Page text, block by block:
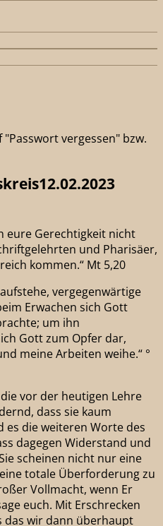
vergessen" bzw.
eure Gerechtigkeit nicht
und Pharisäer,
kommen.“ Mt 5,20
vergegenwärtige
Erwachen sich Gott
um ihn
Gott zum Opfer dar,
meine Arbeiten weihe.“ °
vor der heutigen Lehre
dass sie kaum
es die weiteren Worte des
dagegen Widerstand und
scheinen nicht nur eine
totale Überforderung zu
Vollmacht, wenn Er
euch. Mit Erschrecken
das wir dann überhaupt